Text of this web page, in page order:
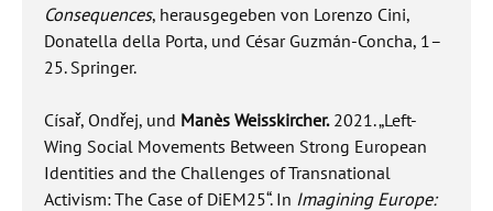
Consequences, herausgegeben von Lorenzo Cini,
Donatella della Porta, und César Guzmán-Concha, 1–
25. Springer.
Císař, Ondřej, und Manès Weisskircher.2021. „Left-
Wing Social Movements Between Strong European
Identities and the Challenges of Transnational
Activism: The Case of DiEM25“. In Imagining Europe: